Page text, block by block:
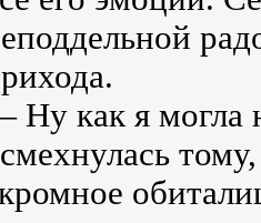
Ну как я могла